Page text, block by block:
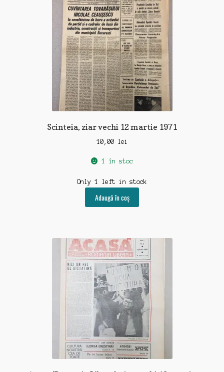
Scinteia, ziar vechi 12 martie 1971
10,00 lei
1 în stoc
Only 1 left in stock
Adaugă în coș